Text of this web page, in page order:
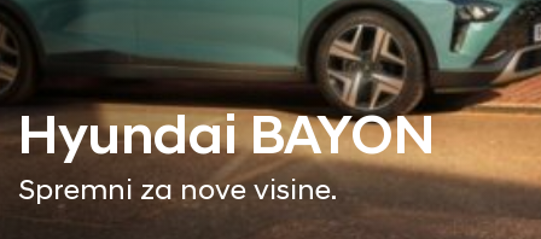
Hyundai BAYON
Spremni za nove visine.